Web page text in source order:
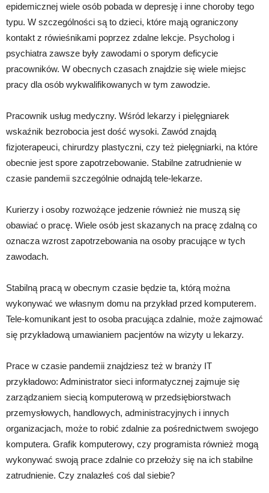
epidemicznej wiele osób pobada w depresję i inne choroby tego
typu. W szczególności są to dzieci, które mają ograniczony
kontakt z rówieśnikami poprzez zdalne lekcje. Psycholog i
psychiatra zawsze były zawodami o sporym deficycie
pracowników. W obecnych czasach znajdzie się wiele miejsc
pracy dla osób wykwalifikowanych w tym zawodzie.
Pracownik usług medyczny. Wśród lekarzy i pielęgniarek
wskaźnik bezrobocia jest dość wysoki. Zawód znajdą
fizjoterapeuci, chirurdzy plastyczni, czy też pielęgniarki, na które
obecnie jest spore zapotrzebowanie. Stabilne zatrudnienie w
czasie pandemii szczególnie odnajdą tele-lekarze.
Kurierzy i osoby rozwożące jedzenie również nie muszą się
obawiać o pracę. Wiele osób jest skazanych na pracę zdalną co
oznacza wzrost zapotrzebowania na osoby pracujące w tych
zawodach.
Stabilną pracą w obecnym czasie będzie ta, którą można
wykonywać we własnym domu na przykład przed komputerem.
Tele-komunikant jest to osoba pracująca zdalnie, może zajmować
się przykładową umawianiem pacjentów na wizyty u lekarzy.
Prace w czasie pandemii znajdziesz też w branży IT
przykładowo: Administrator sieci informatycznej zajmuje się
zarządzaniem siecią komputerową w przedsiębiorstwach
przemysłowych, handlowych, administracyjnych i innych
organizacjach, może to robić zdalnie za pośrednictwem swojego
komputera. Grafik komputerowy, czy programista również mogą
wykonywać swoją prace zdalnie co przełoży się na ich stabilne
zatrudnienie. Czy znalazłeś coś dal siebie?